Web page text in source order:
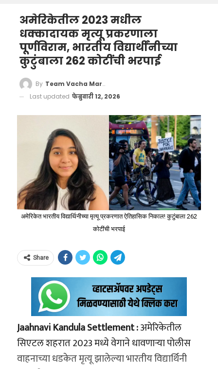
अमेरिकेतील 2023 मधील
धक्कादायक मृत्यू प्रकरणाला
पूर्णविराम, भारतीय विद्यार्थींनीच्या
कुटुंबाला 262 कोटींची भरपाई
By Team Vacha Marathi
Last updated फेब्रुवारी 12, 2026
अमेरिकेत भारतीय विद्यार्थिनीच्या मृत्यू प्रकरणात ऐतिहासिक निकाल! कुटुंबाला 262
कोटींची भरपाई
Share
Jaahnavi Kandula Settlement :अमेरिकेतील
सिएटल शहरात 2023 मध्ये वेगाने धावणाऱ्या पोलीस
वाहनाच्या धडकेत मृत्यू झालेल्या भारतीय विद्यार्थिनी